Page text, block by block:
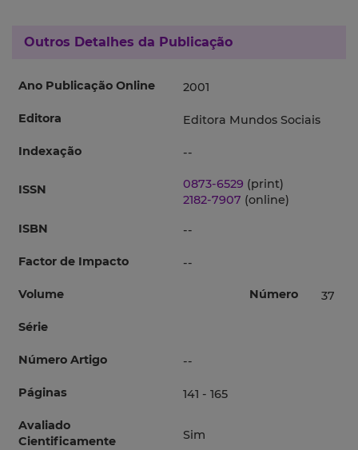
Outros Detalhes da Publicação
Ano Publicação Online 2001
Editora Editora Mundos Sociais
Indexação --
ISSN 0873-6529 (print)
2182-7907 (online)
ISBN
--
Factor de Impacto --
Volume Número 37
Série
Número Artigo --
Páginas 141 - 165
Avaliado
Cientificamente
Sim